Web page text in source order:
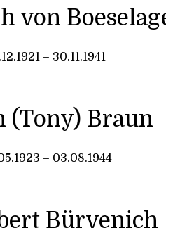
von
– 30.11.1941
(Tony) Braun
– 03.08.1944
Bürvenich